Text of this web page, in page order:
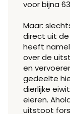
voor bijna
Maar:
direct uit de
heeft
over de
en
gedeelte
dierlijke
eieren.
uitstoot